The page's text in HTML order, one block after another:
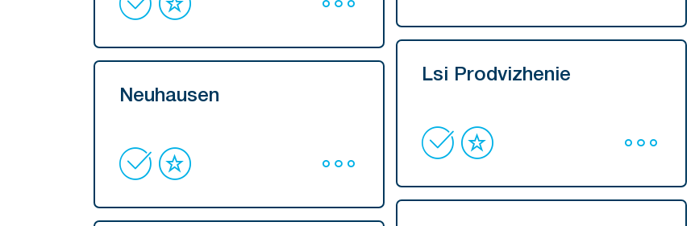
Neuhausen
Lsi Prodvizhenie